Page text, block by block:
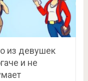
из девушек
и не